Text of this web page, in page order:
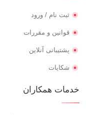
ثبت نام / ورود
قوانین و مقررات
پشتیبانی آنلاین
شکایات
خدمات همکاران